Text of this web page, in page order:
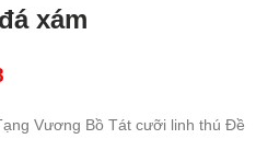
xám
Vương Bồ Tát cưỡi linh thú Đề